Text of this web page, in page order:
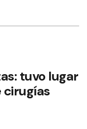
tuvo lugar
cirugías